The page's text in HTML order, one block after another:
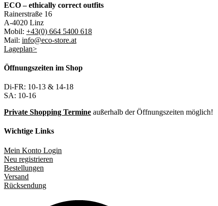
ECO – ethically correct outfits
Rainerstraße 16
A-4020 Linz
Mobil: +43(0) 664 5400 618
Mail: info@eco-store.at
Lageplan>
Öffnungszeiten im Shop
Di-FR: 10-13 & 14-18
SA: 10-16
Private Shopping Termine außerhalb der Öffnungszeiten möglich!
Wichtige Links
Mein Konto Login
Neu registrieren
Bestellungen
Versand
Rücksendung